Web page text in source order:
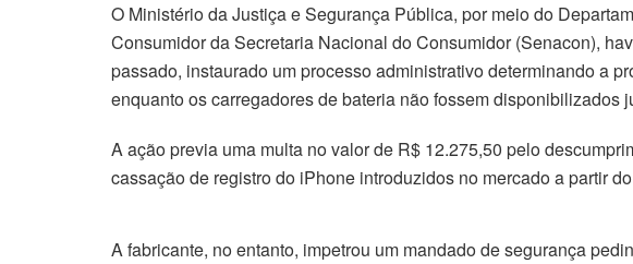
O Ministério da Justiça e Segurança Pública, por meio do
Consumidor da Secretaria Nacional do Consumidor (Senacon),
passado, instaurado um processo administrativo determinando a
enquanto os carregadores de bateria não fossem disponibilizados
A ação previa uma multa no valor de R$ 12.275,50 pelo
cassação de registro do iPhone introduzidos no mercado a partir
A fabricante, no entanto, impetrou um mandado de segurança